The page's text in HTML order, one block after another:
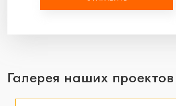
Галерея наших проектов